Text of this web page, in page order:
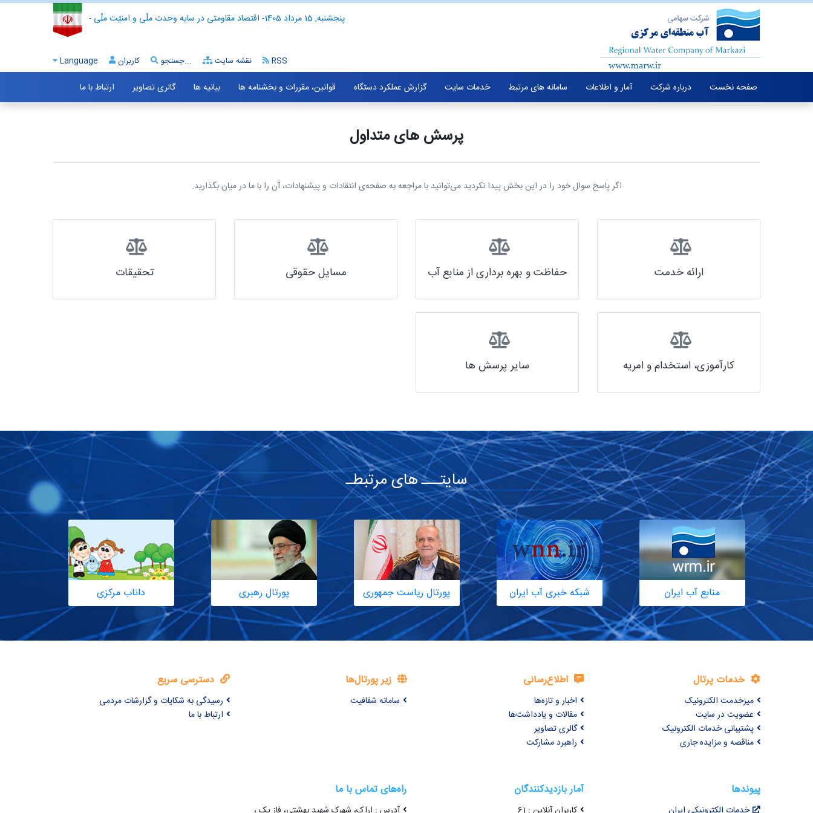
- اقتصاد مقاومتی در سایه وحدت ملّی و امنیّت ملّی - پنجشنبه, 15 مرداد 1405
Language کاربران جستجو... نقشه سایت RSS
صفحه نخست درباره شرکت آمار و اطلاعات سامانه های مرتبط خدمات سایت گزارش عملکرد دستگاه قوانین، مقررات و بخشنامه ها بیانیه ها گالری تصاویر ارتباط با ما
پرسش های متداول
اگر پاسخ سوال خود را در این بخش پیدا نکردید می‌توانید با مراجعه به صفحه‌ی انتقادات و پیشنهادات، آن را با ما در میان بگذارید.
ارائه خدمت حفاظت و بهره برداری از منابع آب مسایل حقوقی تحقیقات
کارآموزی، استخدام و امریه سایر پرسش ها
سایتـــ های مرتبطـ
منابع آب ایران شبکه خبری آب ایران پورتال ریاست جمهوری پورتال رهبری داناب مرکزی
خدمات پرتال
میزخدمت الکترونیک
عضویت در سایت
پشتیبانی خدمات الکترونیک
مناقصه و مزایده جاری
اطلاع‌رسانی
اخبار و تازه‌ها
مقالات و یادداشت‌ها
گالری تصاویر
راهبرد مشارکت
زیر پورتال‌ها
سامانه شفافیت
دسترسی سریع
رسیدگی به شکایات و گزارشات مردمی
ارتباط با ما
پیوندها آمار بازدیدکنندگان راه‌های تماس با ما